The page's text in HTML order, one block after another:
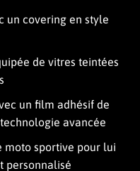
un covering en style
de vitres teintées
un film adhésif de
avancée
moto sportive pour lui
personnalisé